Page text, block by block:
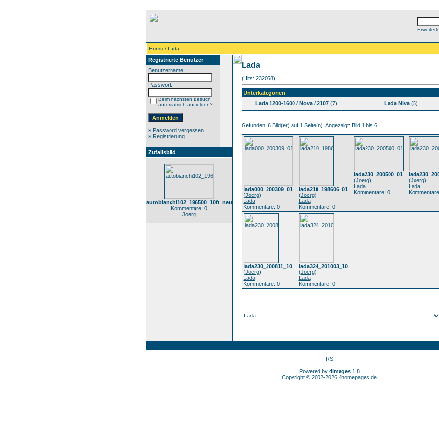
Home/ Lada
Registrierte Benutzer
Benutzername:
Passwort:
Beim nächsten Besuch
automatisch anmelden?
» Password vergessen
» Registrierung
Zufallsbild
autobianchi102_196500_10fr_neu
Kommentare: 0
Joerg
Lada
(Hits: 232058)
Unterkategorien
Lada 1200-1600 / Nova / 2107(7) Lada Niva(5)
Gefunden: 6 Bild(er) auf 1 Seite(n). Angezeigt: Bild 1 bis 6.
lada000_200309_01
(Joerg)
Lada
Kommentare: 0
lada210_198606_01
(Joerg)
Lada
Kommentare: 0
lada230_200500_01
(Joerg)
Lada
Kommentare: 0
(Joerg)
Lada
lada230_200811_10
(Joerg)
Lada
Kommentare: 0
lada324_201003_10
(Joerg)
Lada
Kommentare: 0
Powered by 4images1.8
Copyright © 2002-2026 4homepages.de